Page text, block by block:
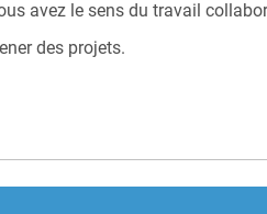
avez le sens du travail
des projets.